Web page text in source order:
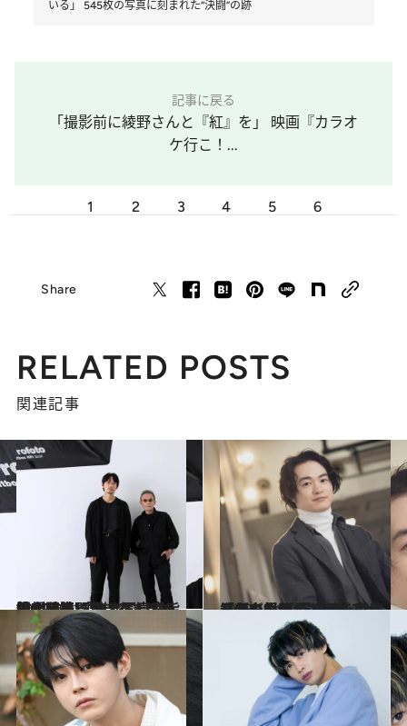
いる」 545枚の写真に刻まれた“決闘”の跡
記事に戻る
「撮影前に綾野さんと『紅』を」 映画『カラオ
ケ行こ！...
1 2 3 4 5 6
Share
RELATED POSTS
関連記事
2022.10.15
俳優・綾野 剛と写真家・操上和美 「生きていく指針が詰まっている」 545枚の写真に刻まれた“決闘”の跡
カルチャー 2023.12.8
「ブギウギ」ではピアノ奏者を好演 『市子』では笑顔を封印 新境地を開拓した森永悠希
カルチャー